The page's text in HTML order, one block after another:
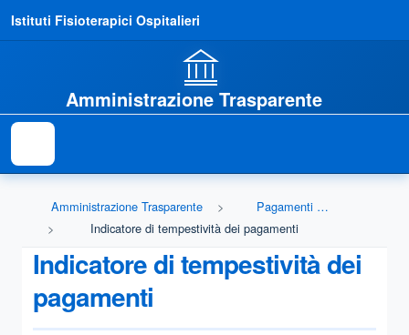
Istituti Fisioterapici Ospitalieri
Amministrazione Trasparente
Amministrazione Trasparente
Pagamenti dell'amministrazione
Indicatore di tempestività dei pagamenti
Indicatore di tempestività dei
pagamenti